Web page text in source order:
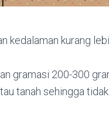
kedalaman kurang
gramasi 200-300
tanah sehingga